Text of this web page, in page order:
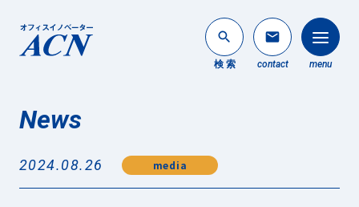
search
検 索
mail
contact menu
法人のお客様
個人のお客様
News
2024.08.26 media